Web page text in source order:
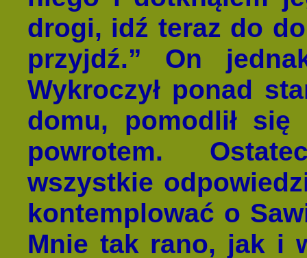
drogi, idź teraz do
przyjdź.” On
Wykroczył ponad
domu, pomodlił
powrotem.
wszystkie
kontemplować o
Mnie tak rano, jak i